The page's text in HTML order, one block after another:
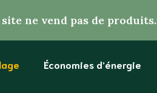
ne vend pas de produits.
Économies d’énergie